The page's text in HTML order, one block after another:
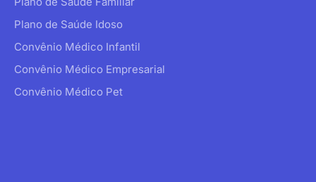
Plano de Saúde Idoso
Convênio Médico Infantil
Convênio Médico Empresarial
Convênio Médico Pet